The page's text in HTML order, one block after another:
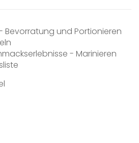
Bevorratung und Portionieren
- Marinieren
- Touch-Bedienung